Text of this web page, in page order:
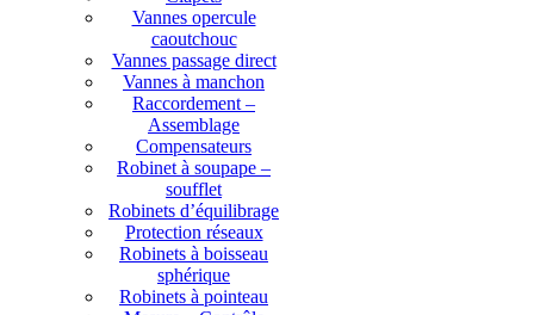
Vannes opercule
caoutchouc
Vannes passage direct
Vannes à manchon
Raccordement –
Assemblage
Compensateurs
Robinet à soupape –
soufflet
Robinets d’équilibrage
Protection réseaux
Robinets à boisseau
sphérique
Robinets à pointeau